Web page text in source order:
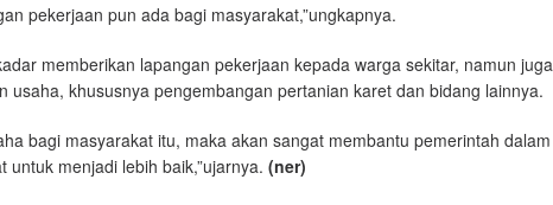
pekerjaan pun ada bagi masyarakat,”ungkapnya.
memberikan lapangan pekerjaan kepada warga sekitar, namun juga
usaha, khususnya pengembangan pertanian karet dan bidang lainnya.
bagi masyarakat itu, maka akan sangat membantu pemerintah dalam
menjadi lebih baik,”ujarnya. (ner)